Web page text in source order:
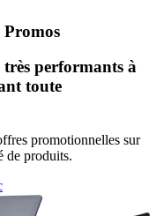
Promos
performants à
toute
promotionnelles sur
de produits.